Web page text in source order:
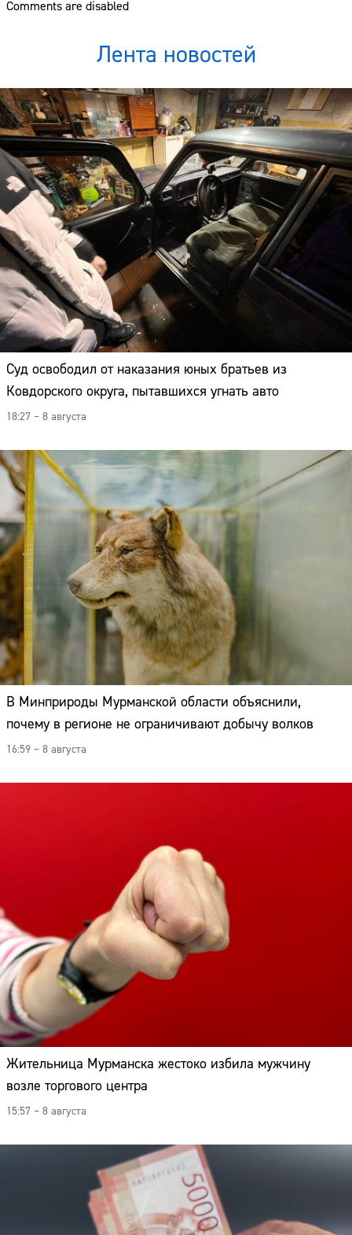
Comments are disabled
Лента новостей
Суд освободил от наказания юных братьев из
Ковдорского округа, пытавшихся угнать авто
18:27 – 8 августа
В Минприроды Мурманской области объяснили,
почему в регионе не ограничивают добычу волков
16:59 – 8 августа
Жительница Мурманска жестоко избила мужчину
возле торгового центра
15:57 – 8 августа